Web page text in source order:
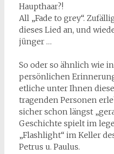
Haupthaar?!
All „Fade to grey“.
dieses Lied an, und
jünger …
So oder so ähnlich wie
persönlichen
etliche unter Ihnen
tragenden Personen
sicher schon längst
Geschichte spielt im
„Flashlight“ im Keller
Petrus u. Paulus.